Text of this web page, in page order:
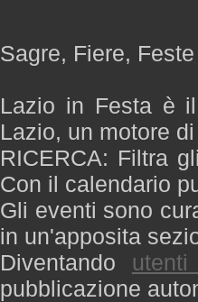
Sagre, Fiere,
Lazio in Festa è
Lazio, un motore
RICERCA: Filtra
Con il calendario
Gli eventi sono
in un'apposita
Diventando
pubblicazione